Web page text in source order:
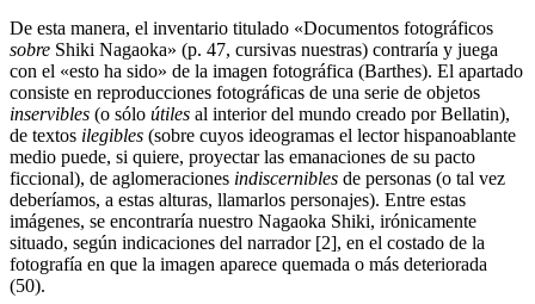
De esta manera, el inventario titulado «Documentos fotográficos
sobre Shiki Nagaoka» (p. 47, cursivas nuestras) contraría y juega
con el «esto ha sido» de la imagen fotográfica (Barthes). El apartado
consiste en reproducciones fotográficas de una serie de objetos
inservibles (o sólo útiles al interior del mundo creado por Bellatin),
de textos ilegibles (sobre cuyos ideogramas el lector hispanoablante
medio puede, si quiere, proyectar las emanaciones de su pacto
ficcional), de aglomeraciones indiscernibles de personas (o tal vez
deberíamos, a estas alturas, llamarlos personajes). Entre estas
imágenes, se encontraría nuestro Nagaoka Shiki, irónicamente
situado, según indicaciones del narrador [2], en el costado de la
fotografía en que la imagen aparece quemada o más deteriorada
(50).